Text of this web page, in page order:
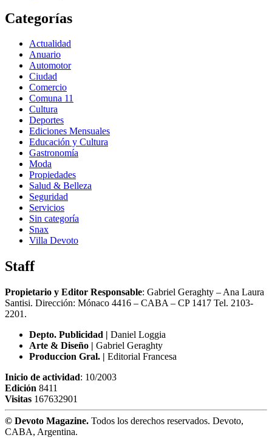
Categorías
Actualidad
Anuario
Automotor
Ciudad
Comercio
Comuna 11
Cultura
Deportes
Ediciones Mensuales
Educación y Cultura
Gastronomía
Moda
Propiedades
Salud & Belleza
Seguridad
Servicios
Sin categoría
Snax
Villa Devoto
Staff
Propietario y Editor Responsable: Gabriel Geraghty – Ana Laura
Santisi. Dirección: Mónaco 4416 – CABA – CP 1417 Tel. 2103-
2201.
Depto. Publicidad | Daniel Loggia
Arte & Diseño | Gabriel Geraghty
Produccion Gral. | Editorial Francesa
Inicio de actividad: 10/2003
Edición 8411
Visitas 167632901
© Devoto Magazine. Todos los derechos reservados. Devoto,
CABA, Argentina.